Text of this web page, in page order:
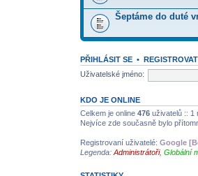
Šeptáme do duté
PŘIHLÁSIT SE• REGISTROVAT
Uživatelské jméno:
KDO JE ONLINE
Celkem je online 476uživatelů :: 1
Nejvíce zde současně bylo
Registrovaní uživatelé: Google
Legenda: Administrátoři, Globální